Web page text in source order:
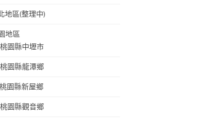
地區(整理中)
地區
園縣中壢市
園縣龍潭鄉
園縣新屋鄉
園縣觀音鄉